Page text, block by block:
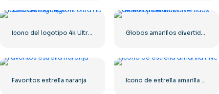
Favoritos estrella naranja